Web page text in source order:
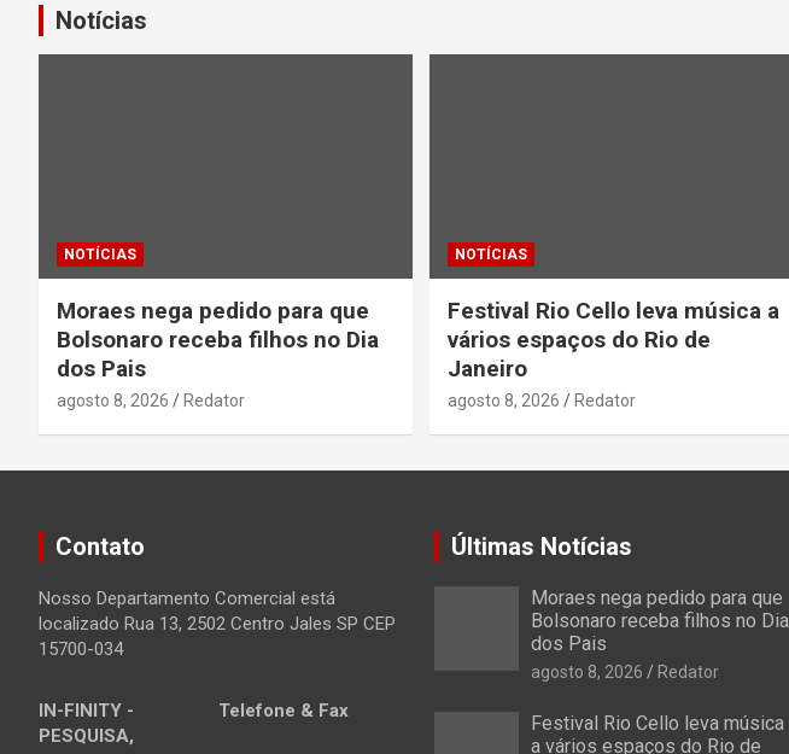
Notícias
NOTÍCIAS
Moraes nega pedido para que
Bolsonaro receba filhos no Dia
dos Pais
agosto 8, 2026 Redator
NOTÍCIAS
Festival Rio Cello leva música a
vários espaços do Rio de
Janeiro
agosto 8, 2026 Redator
Contato
Nosso Departamento Comercial está
localizado Rua 13, 2502 Centro Jales SP CEP
15700-034
IN-FINITY -
PESQUISA,
Telefone & Fax
Últimas Notícias
Moraes nega pedido para que
Bolsonaro receba filhos no Dia
dos Pais
agosto 8, 2026 Redator
Festival Rio Cello leva música
a vários espaços do Rio de